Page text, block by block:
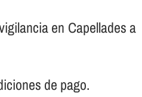
en Capellades a
de pago.